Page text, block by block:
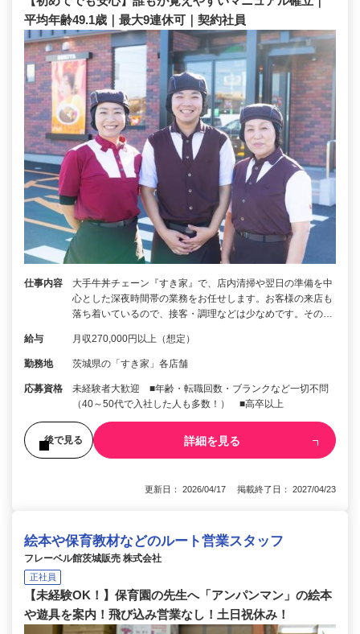
平均年齢49.1歳｜最大9連休可｜契約社員
仕事内容
大手牛丼チェーン『すき家』で、店内清掃や翌日の準備を中
心とした深夜時間帯の業務をお任せします。お客様の来店も
落ち着いているので、接客・調理などは少なめです。その…
給与 月収270,000円以上（想定）
勤務地 茨城県の「すき家」各店舗
応募資格
未経験者大歓迎 ■年齢・転職回数・ブランクなど一切不問
（40～50代で入社した人も多数！） ■高卒以上
後で見る 詳細を見る
更新日： 2026/04/17 掲載終了日： 2027/04/23
絵本や保育教材などのルート営業スタッフ
フレーベル館茨城販売 株式会社
正社員
【未経験OK！】保育園の先生へ「アンパンマン」の絵本
や遊具を案内！飛び込み営業なし！土日祝休み！